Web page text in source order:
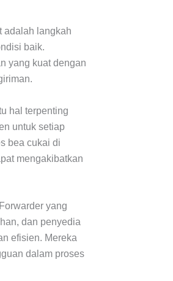
adalah langkah
baik.
yang kuat dengan
hal terpenting
untuk setiap
bea cukai di
mengakibatkan
yang
dan penyedia
efisien. Mereka
dalam proses